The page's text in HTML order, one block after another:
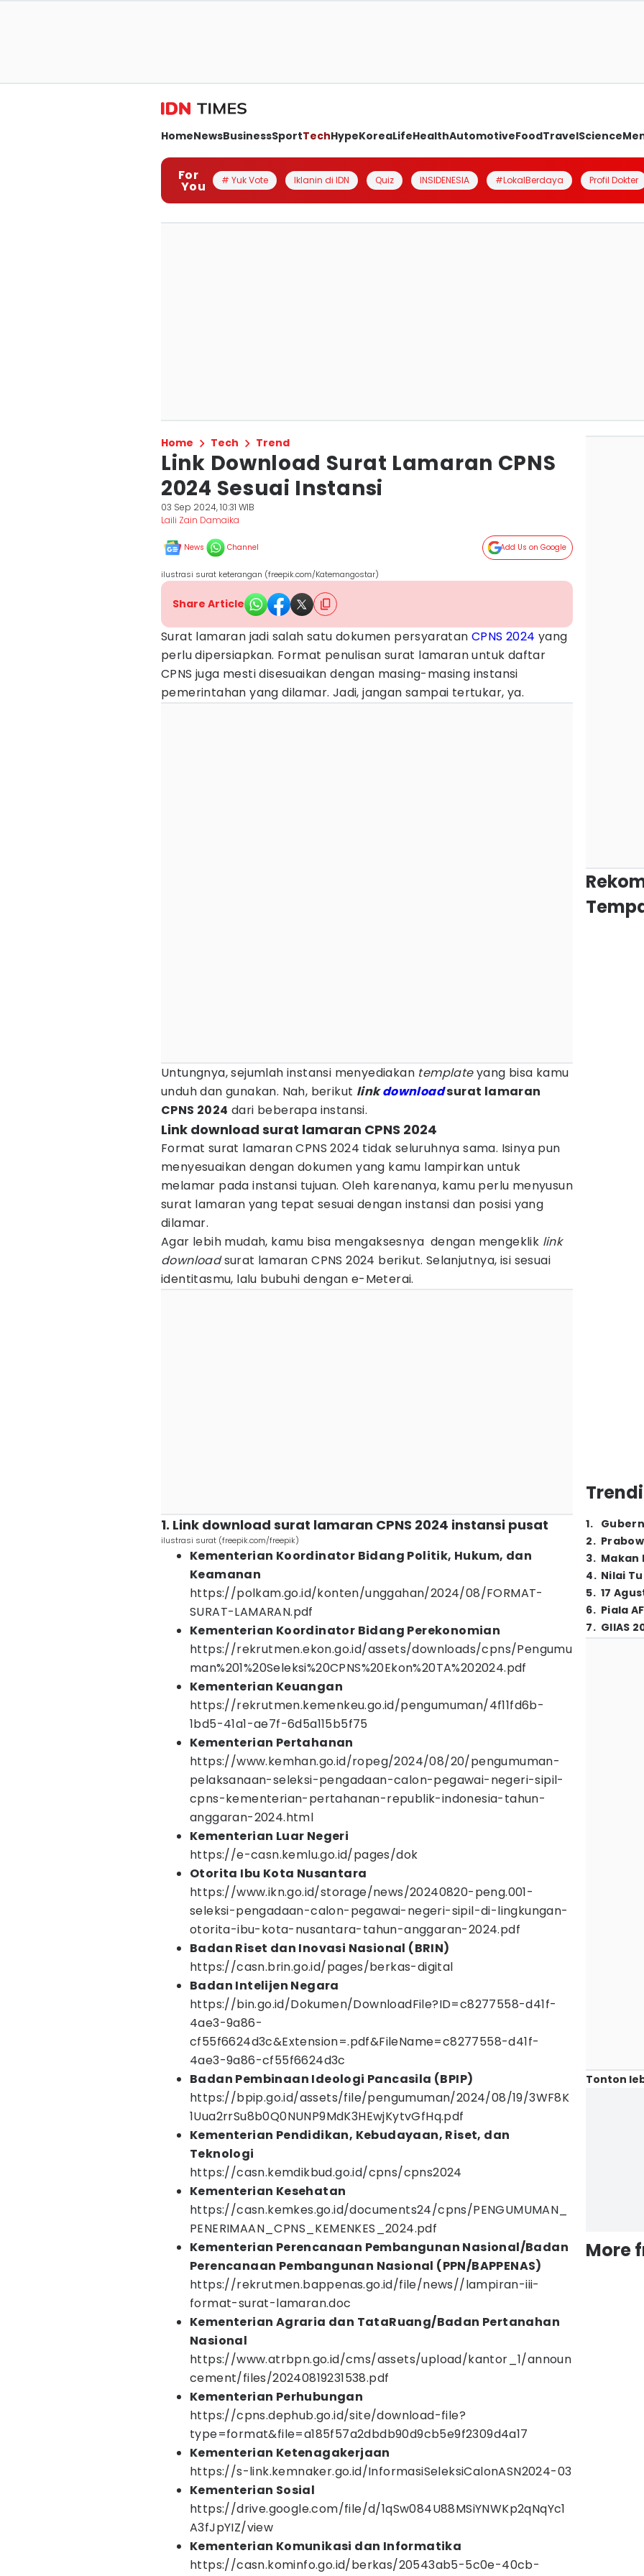
HomeNewsBusinessSportTechHypeKoreaLifeHealthAutomotiveFoodTravelScience
For
You # Yuk Vote Iklanin di IDN Quiz INSIDENESIA #LokalBerdaya Profil Dokter
Home Tech Trend
Link Download Surat Lamaran CPNS
2024 Sesuai Instansi
03 Sep 2024, 10:31 WIB
Laili Zain Damaika
News Channel Add Us on Google
ilustrasi surat keterangan (freepik.com/Katemangostar)
Share Article
Surat lamaran jadi salah satu dokumen persyaratan CPNS 2024 yang
perlu dipersiapkan. Format penulisan surat lamaran untuk daftar
CPNS juga mesti disesuaikan dengan masing-masing instansi
pemerintahan yang dilamar. Jadi, jangan sampai tertukar, ya.
Untungnya, sejumlah instansi menyediakan templateyang bisa kamu
unduh dan gunakan. Nah, berikut linkdownloadsurat lamaran
CPNS 2024 dari beberapa instansi.
Link download surat lamaran CPNS 2024
Format surat lamaran CPNS 2024 tidak seluruhnya sama. Isinya pun
menyesuaikan dengan dokumen yang kamu lampirkan untuk
melamar pada instansi tujuan. Oleh karenanya, kamu perlu menyusun
surat lamaran yang tepat sesuai dengan instansi dan posisi yang
dilamar.
Agar lebih mudah, kamu bisa mengaksesnya dengan mengeklik link
downloadsurat lamaran CPNS 2024 berikut. Selanjutnya, isi sesuai
identitasmu, lalu bubuhi dengan e-Meterai.
1. Link download surat lamaran CPNS 2024 instansi pusat
ilustrasi surat (freepik.com/freepik)
Kementerian Koordinator Bidang Politik, Hukum, dan
Keamanan
https://polkam.go.id/konten/unggahan/2024/08/FORMAT-
SURAT-LAMARAN.pdf
Kementerian Koordinator Bidang Perekonomian
https://rekrutmen.ekon.go.id/assets/downloads/cpns/Pengumu
man%201%20Seleksi%20CPNS%20Ekon%20TA%202024.pdf
Kementerian Keuangan
https://rekrutmen.kemenkeu.go.id/pengumuman/4f11fd6b-
1bd5-41a1-ae7f-6d5a115b5f75
Kementerian Pertahanan
https://www.kemhan.go.id/ropeg/2024/08/20/pengumuman-
pelaksanaan-seleksi-pengadaan-calon-pegawai-negeri-sipil-
cpns-kementerian-pertahanan-republik-indonesia-tahun-
anggaran-2024.html
Kementerian Luar Negeri
https://e-casn.kemlu.go.id/pages/dok
Otorita Ibu Kota Nusantara
https://www.ikn.go.id/storage/news/20240820-peng.001-
seleksi-pengadaan-calon-pegawai-negeri-sipil-di-lingkungan-
otorita-ibu-kota-nusantara-tahun-anggaran-2024.pdf
Badan Riset dan Inovasi Nasional (BRIN)
https://casn.brin.go.id/pages/berkas-digital
Badan Intelijen Negara
https://bin.go.id/Dokumen/DownloadFile?ID=c8277558-d41f-
4ae3-9a86-
cf55f6624d3c&Extension=.pdf&FileName=c8277558-d41f-
4ae3-9a86-cf55f6624d3c
Badan Pembinaan Ideologi Pancasila (BPIP)
https://bpip.go.id/assets/file/pengumuman/2024/08/19/3WF8K
1Uua2rrSu8b0Q0NUNP9MdK3HEwjKytvGfHq.pdf
Kementerian Pendidikan, Kebudayaan, Riset, dan
Teknologi
https://casn.kemdikbud.go.id/cpns/cpns2024
Kementerian Kesehatan
https://casn.kemkes.go.id/documents24/cpns/PENGUMUMAN_
PENERIMAAN_CPNS_KEMENKES_2024.pdf
Kementerian Perencanaan Pembangunan Nasional/Badan
Perencanaan Pembangunan Nasional (PPN/BAPPENAS)
https://rekrutmen.bappenas.go.id/file/news//lampiran-iii-
format-surat-lamaran.doc
Kementerian Agraria dan TataRuang/Badan Pertanahan
Nasional
https://www.atrbpn.go.id/cms/assets/upload/kantor_1/announ
cement/files/20240819231538.pdf
Kementerian Perhubungan
https://cpns.dephub.go.id/site/download-file?
type=format&file=a185f57a2dbdb90d9cb5e9f2309d4a17
Kementerian Ketenagakerjaan
https://s-link.kemnaker.go.id/InformasiSeleksiCalonASN2024-03
Kementerian Sosial
https://drive.google.com/file/d/1qSw084U88MSiYNWKp2qNqYc1
A3fJpYIZ/view
Kementerian Komunikasi dan Informatika
https://casn.kominfo.go.id/berkas/20543ab5-5c0e-40cb-
1.
2.
3. Makan
4. Nilai
5. 17
6. Piala
7. GIIAS
Tonton
More